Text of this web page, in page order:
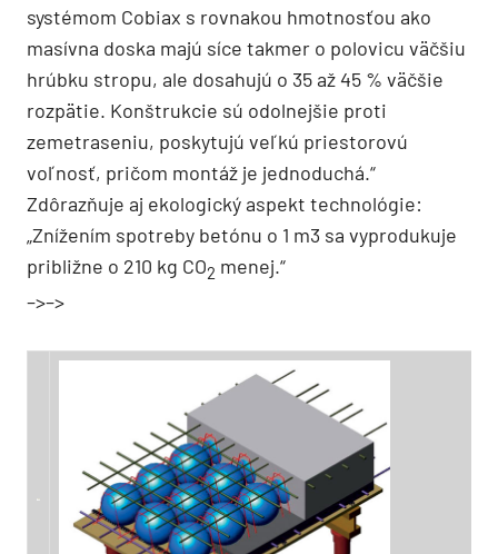
systémom Cobiax s rovnakou hmotnosťou ako
masívna doska majú síce takmer o polovicu väčšiu
hrúbku stropu, ale dosahujú o 35 až 45 % väčšie
rozpätie. Konštrukcie sú odolnejšie proti
zemetraseniu, poskytujú veľkú priestorovú
voľnosť, pričom montáž je jednoduchá.“
Zdôrazňuje aj ekologický aspekt technológie:
„Znížením spotreby betónu o 1 m3 sa vyprodukuje
približne o 210 kg CO2 menej.“
–>–>